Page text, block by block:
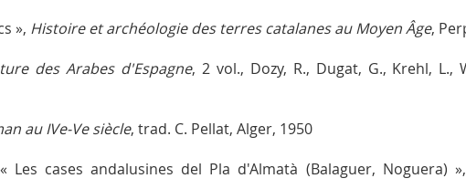
», Histoire et archéologie des terres catalanes au Moyen Âge,
des Arabes d'Espagne, 2 vol., Dozy, R., Dugat, G., Krehl, L.,
au IVe-Ve siècle, trad. C. Pellat, Alger, 1950
« Les cases andalusines del Pla d'Almatà (Balaguer, Noguera) »,